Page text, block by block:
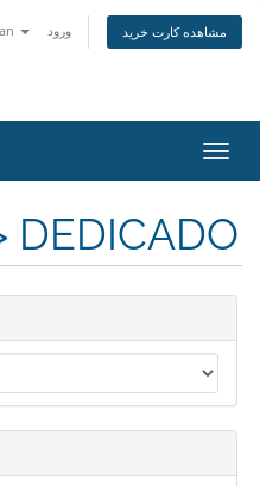
ورود مشاهده کارت خرید
تغییر
DEDICADO